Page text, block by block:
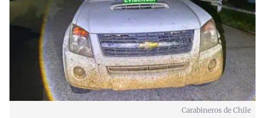
Carabineros de Chile